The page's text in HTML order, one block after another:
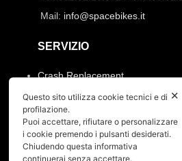
Mail: info@spacebikes.it
SERVIZIO
Crash Replacement
Condizioni di vendita
Manutenzione ruote e prodotti
Resi, annullamento ordine e
✕
Questo sito utilizza cookie tecnici e di
profilazione.
Puoi accettare, rifiutare o personalizzare
i cookie premendo i pulsanti desiderati.
Chiudendo questa informativa
continuerai senza accettare.